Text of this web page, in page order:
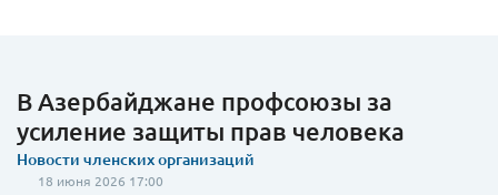
В Азербайджане профсоюзы за
усиление защиты прав человека
Новости членских организаций
18 июня 2026 17:00